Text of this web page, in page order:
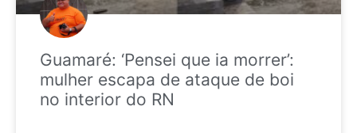
Guamaré: ‘Pensei que ia morrer’:
mulher escapa de ataque de boi
no interior do RN